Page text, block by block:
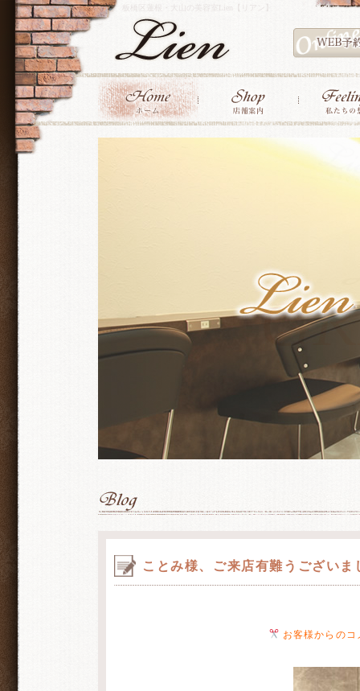
板橋区蓮根・大山の美容室Lien【リアン】
ことみ様、ご来店有難うございま
お客様からの